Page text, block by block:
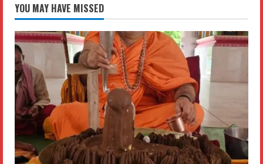
YOU MAY HAVE MISSED